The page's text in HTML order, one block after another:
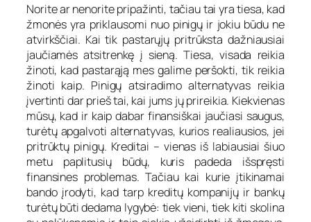
Norite ar nenorite pripažinti, tačiau tai yra tiesa, kad
žmonės yra priklausomi nuo pinigų ir jokiu būdu ne
atvirkščiai. Kai tik pastarųjų pritrūksta dažniausiai
jaučiamės atsitrenkę į sieną. Tiesa, visada reikia
žinoti, kad pastarąją mes galime peršokti, tik reikia
žinoti kaip. Pinigų atsiradimo alternatyvas reikia
įvertinti dar prieš tai, kai jums jų prireikia. Kiekvienas
mūsų, kad ir kaip dabar finansiškai jaučiasi saugus,
turėtų apgalvoti alternatyvas, kurios realiausios, jei
pritrūktų pinigų. Kreditai – vienas iš labiausiai šiuo
metu paplitusių būdų, kuris padeda išspręsti
finansines problemas. Tačiau kai kurie įtikinamai
bando įrodyti, kad tarp kreditų kompanijų ir bankų
turėtų būti dedama lygybė: tiek vieni, tiek kiti skolina